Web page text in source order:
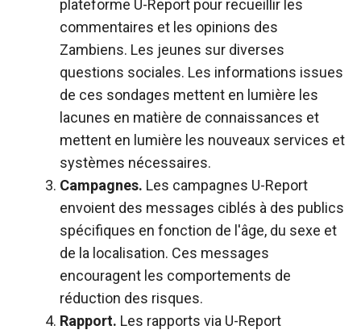
plateforme U-Report pour recueillir les
commentaires et les opinions des
Zambiens. Les jeunes sur diverses
questions sociales. Les informations issues
de ces sondages mettent en lumière les
lacunes en matière de connaissances et
mettent en lumière les nouveaux services et
systèmes nécessaires.
Campagnes. Les campagnes U-Report
envoient des messages ciblés à des publics
spécifiques en fonction de l'âge, du sexe et
de la localisation. Ces messages
encouragent les comportements de
réduction des risques.
Rapport. Les rapports via U-Report